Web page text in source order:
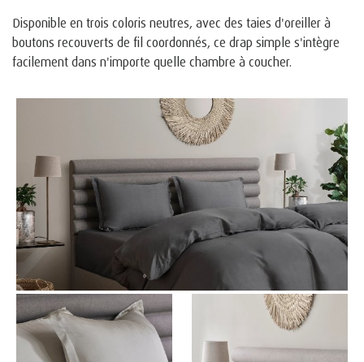
Disponible en trois coloris neutres, avec des taies d'oreiller à
boutons recouverts de fil coordonnés, ce drap simple s'intègre
facilement dans n'importe quelle chambre à coucher.